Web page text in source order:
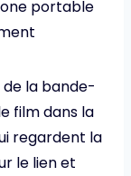
de la bande-
film dans la
regardent la
le lien et